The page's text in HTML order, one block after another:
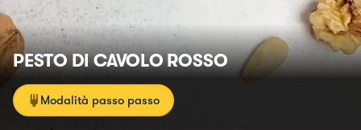
PESTO DI CAVOLO ROSSO
Modalità passo passo